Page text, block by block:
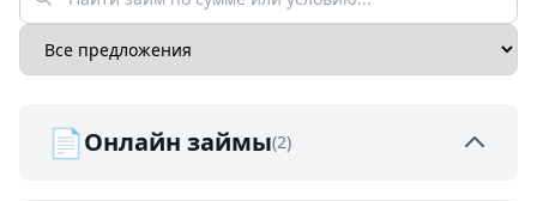
📄Онлайн займы(2)